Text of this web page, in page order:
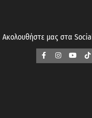
Ακολουθήστε μας στα